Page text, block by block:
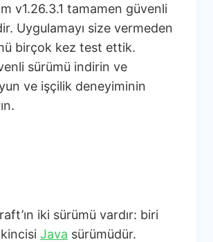
v1.26.3.1 tamamen güvenli
Uygulamayı size vermeden
birçok kez test ettik.
sürümü indirin ve
ve işçilik deneyiminin
iki sürümü vardır: biri
Java sürümüdür.